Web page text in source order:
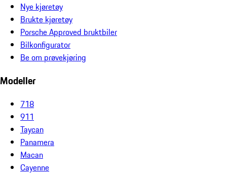
Nye kjøretøy
Brukte kjøretøy
Porsche Approved bruktbiler
Bilkonfigurator
Be om prøvekjøring
Modeller
718
911
Taycan
Panamera
Macan
Cayenne